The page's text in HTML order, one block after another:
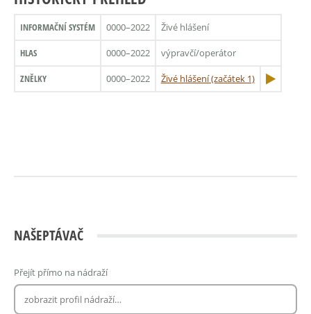
INFORMAČNÍ SYSTÉM 0000–2022 Živé hlášení
HLAS 0000–2022 výpravčí/operátor
ZNĚLKY 0000–2022 Živé hlášení (začátek 1)
NAŠEPTÁVAČ
Přejít přímo na nádraží